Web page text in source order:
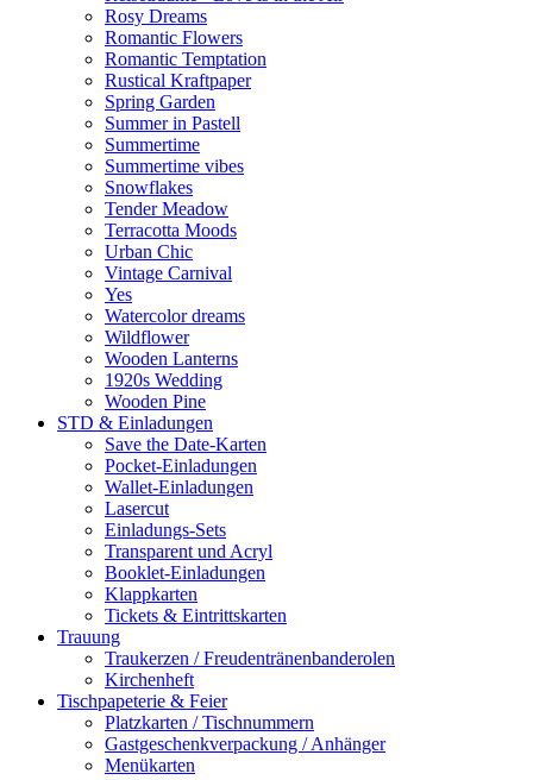
Rosy Dreams
Romantic Flowers
Romantic Temptation
Rustical Kraftpaper
Spring Garden
Summer in Pastell
Summertime
Summertime vibes
Snowflakes
Tender Meadow
Terracotta Moods
Urban Chic
Vintage Carnival
Yes
Watercolor dreams
Wildflower
Wooden Lanterns
1920s Wedding
Wooden Pine
STD & Einladungen
Save the Date-Karten
Pocket-Einladungen
Wallet-Einladungen
Lasercut
Einladungs-Sets
Transparent und Acryl
Booklet-Einladungen
Klappkarten
Tickets & Eintrittskarten
Trauung
Traukerzen / Freudentränenbanderolen
Kirchenheft
Tischpapeterie & Feier
Platzkarten / Tischnummern
Gastgeschenkverpackung / Anhänger
Menükarten